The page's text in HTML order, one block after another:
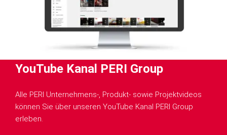
YouTube Kanal PERI Group
Alle PERI Unternehmens-, Produkt- sowie Projektvideos
können Sie über unseren YouTube Kanal PERI Group
erleben.